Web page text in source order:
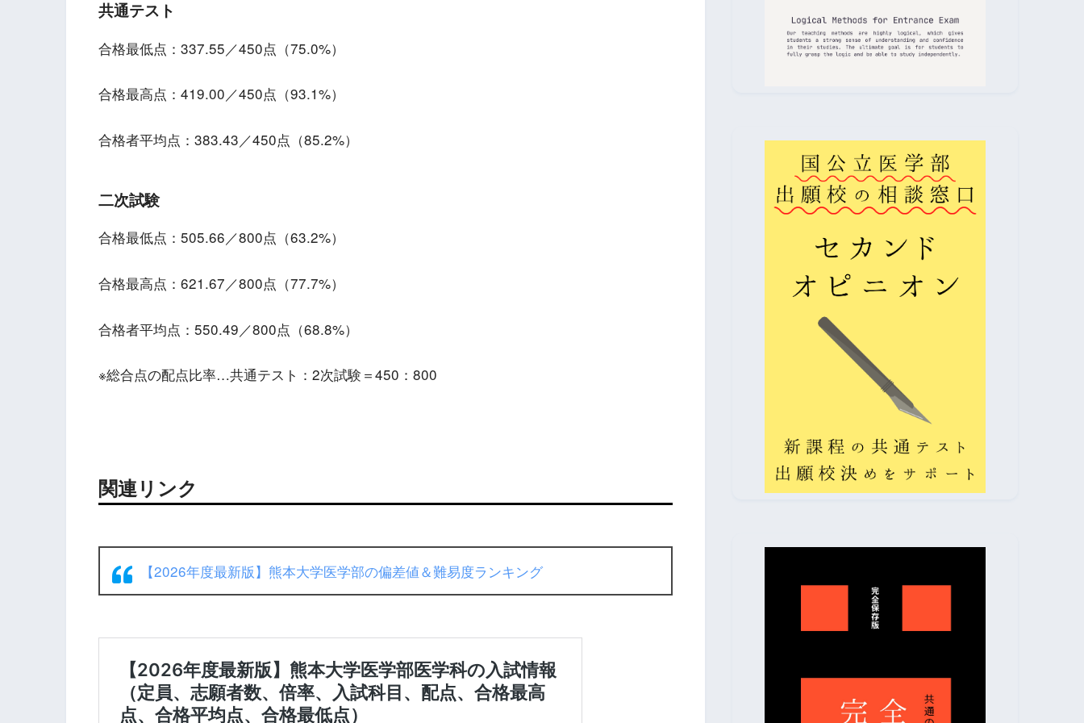
共通テスト
合格最低点：337.55／450点（75.0%）
合格最高点：419.00／450点（93.1%）
合格者平均点：383.43／450点（85.2%）
二次試験
合格最低点：505.66／800点（63.2%）
合格最高点：621.67／800点（77.7%）
合格者平均点：550.49／800点（68.8%）
※総合点の配点比率…共通テスト：2次試験＝450：800
関連リンク
【2026年度最新版】熊本大学医学部の偏差値＆難易度ランキング